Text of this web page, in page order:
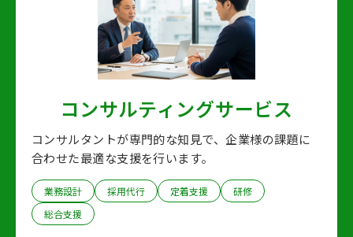
コンサルティングサービス
コンサルタントが専門的な知見で、企業様の課題に
合わせた最適な支援を行います。
業務設計 採用代行 定着支援
研修
総合支援